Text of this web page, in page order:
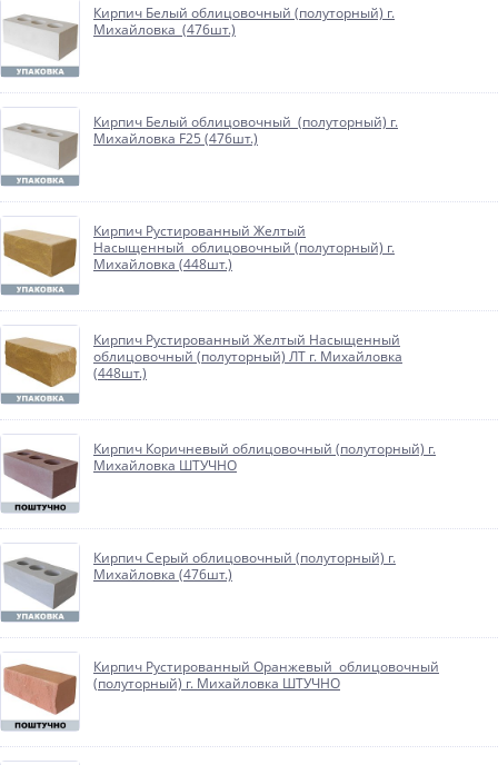
Кирпич Белый облицовочный (полуторный) г.
Михайловка (476шт.)
Кирпич Белый облицовочный (полуторный) г.
Михайловка F25 (476шт.)
Кирпич Рустированный Желтый
Насыщенный облицовочный (полуторный) г.
Михайловка (448шт.)
Кирпич Рустированный Желтый Насыщенный
облицовочный (полуторный) ЛТ г. Михайловка
(448шт.)
Кирпич Коричневый облицовочный (полуторный) г.
Михайловка ШТУЧНО
Кирпич Серый облицовочный (полуторный) г.
Михайловка (476шт.)
Кирпич Рустированный Оранжевый облицовочный
(полуторный) г. Михайловка ШТУЧНО